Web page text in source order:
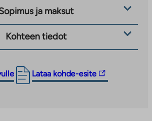
ja maksut
Kohteen tiedot
Lataa kohde-esite
Linkki